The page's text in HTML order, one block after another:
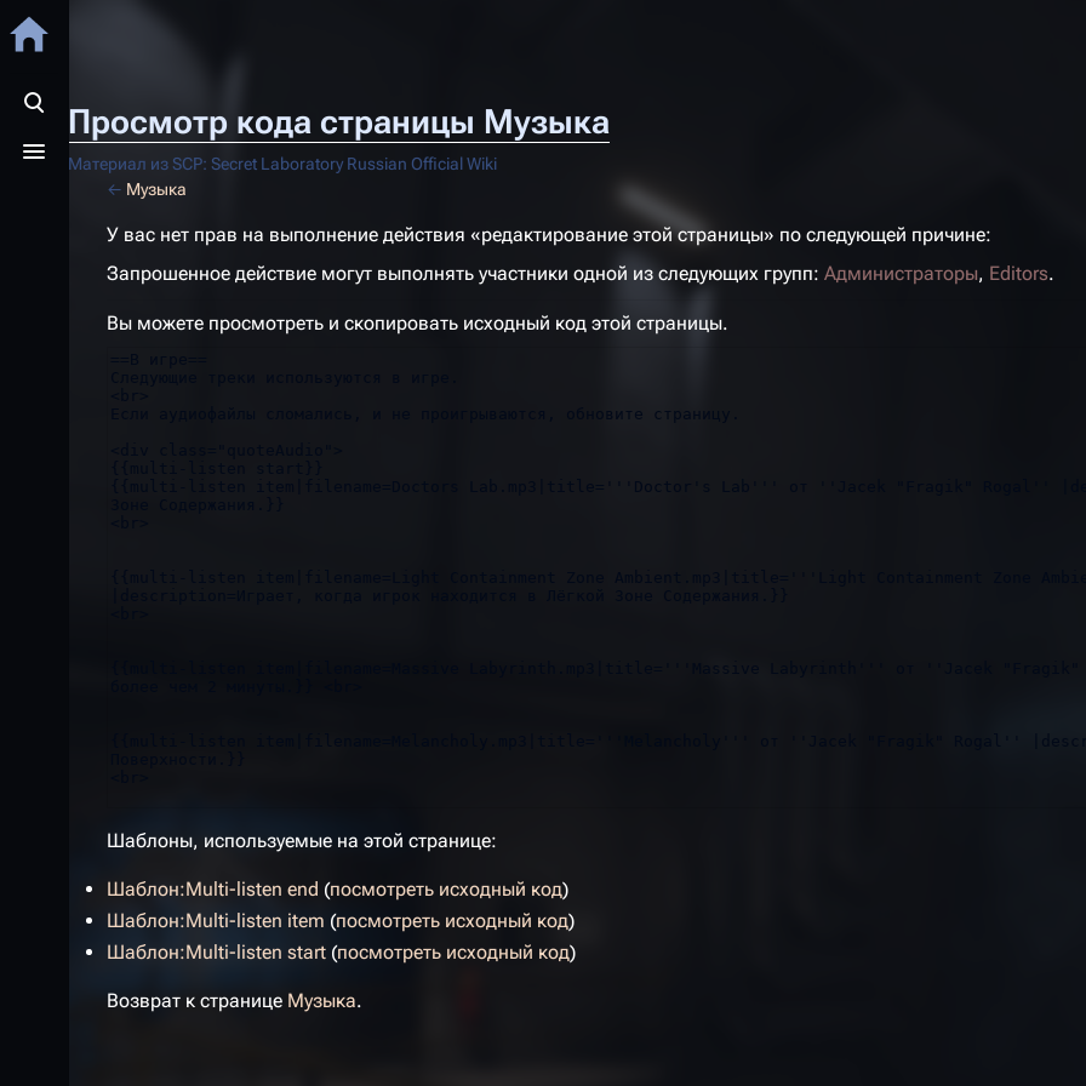
Открыть поиск
Открыть меню
Просмотр кода страницы Музыка
Материал из SCP: Secret Laboratory Russian Official Wiki
← Музыка
У вас нет прав на выполнение действия «редактирование этой страницы» по следующей причине:
Запрошенное действие могут выполнять участники одной из следующих групп: Администраторы, Editors.
Вы можете просмотреть и скопировать исходный код этой страницы.
Шаблоны, используемые на этой странице:
Шаблон:Multi-listen end (посмотреть исходный код)
Шаблон:Multi-listen item (посмотреть исходный код)
Шаблон:Multi-listen start (посмотреть исходный код)
Возврат к странице Музыка.